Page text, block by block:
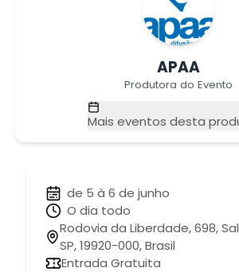
APAA
Produtora do Evento
Mais eventos desta
de 5 à 6 de junho
O dia todo
Rodovia da Liberdade, 698,
SP, 19920-000, Brasil
Entrada Gratuita